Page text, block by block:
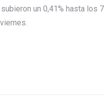
un 0,41% hasta los